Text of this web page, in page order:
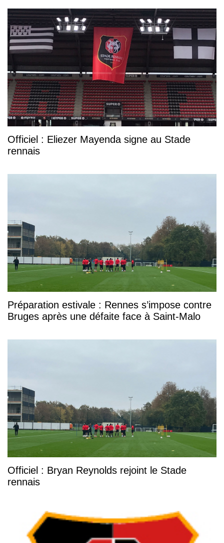
Officiel : Eliezer Mayenda signe au Stade
rennais
Préparation estivale : Rennes s’impose contre
Bruges après une défaite face à Saint-Malo
Officiel : Bryan Reynolds rejoint le Stade
rennais